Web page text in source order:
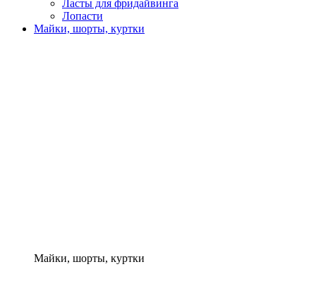
Ласты для фридайвинга
Лопасти
Майки, шорты, куртки
Майки, шорты, куртки